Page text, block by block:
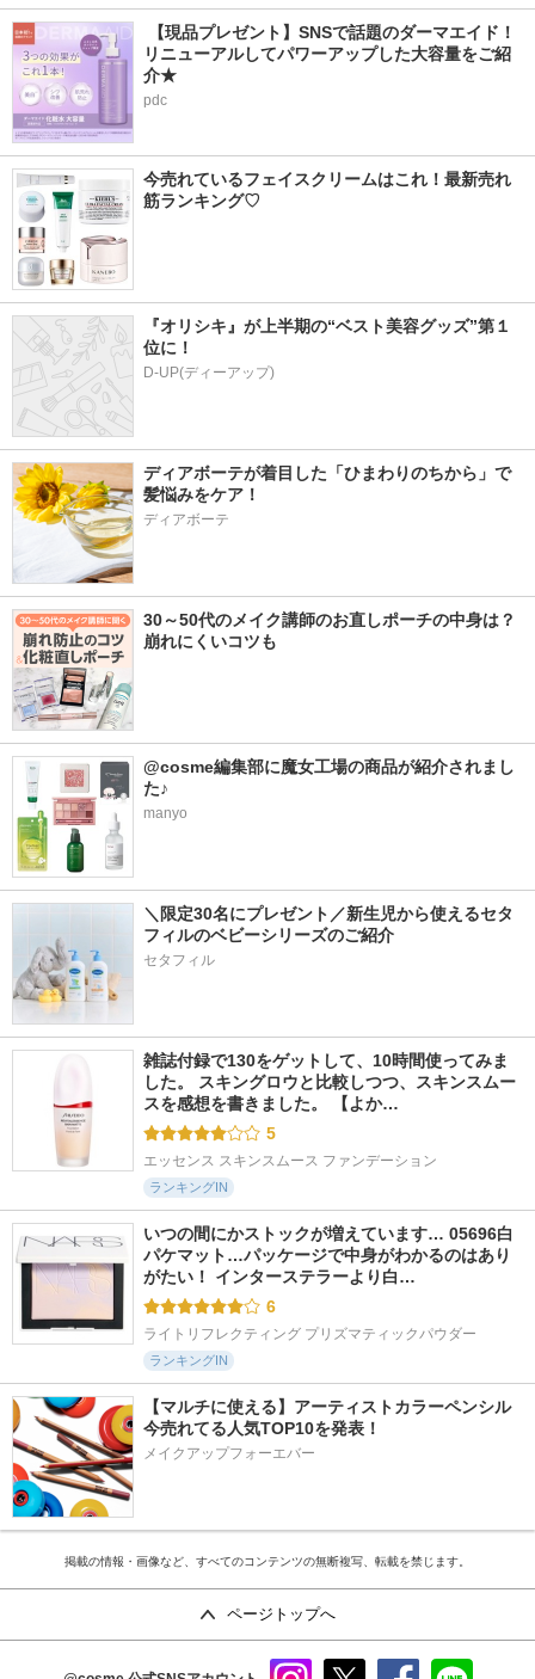
【現品プレゼント】SNSで話題のダーマエイド！
リニューアルしてパワーアップした大容量をご紹
介★
pdc
今売れているフェイスクリームはこれ！最新売れ
筋ランキング♡
『オリシキ』が上半期の“ベスト美容グッズ”第１
位に！
D-UP(ディーアップ)
ディアボーテが着目した「ひまわりのちから」で
髪悩みをケア！
ディアボーテ
30～50代のメイク講師のお直しポーチの中身は？
崩れにくいコツも
@cosme編集部に魔女工場の商品が紹介されまし
た♪
manyo
＼限定30名にプレゼント／新生児から使えるセタ
フィルのベビーシリーズのご紹介
セタフィル
雑誌付録で130をゲットして、10時間使ってみま
した。 スキングロウと比較しつつ、スキンスムー
スを感想を書きました。 【よか…
5
エッセンス スキンスムース ファンデーション
ランキングIN
いつの間にかストックが増えています… 05696白
パケマット…パッケージで中身がわかるのはあり
がたい！ インターステラーより白…
6
ライトリフレクティング プリズマティックパウダー
ランキングIN
【マルチに使える】アーティストカラーペンシル
今売れてる人気TOP10を発表！
メイクアップフォーエバー
掲載の情報・画像など、すべてのコンテンツの無断複写、転載を禁じます。
ページトップへ